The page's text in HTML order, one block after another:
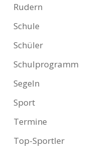
Rudern
Schule
Schüler
Schulprogramm
Segeln
Sport
Termine
Top-Sportler